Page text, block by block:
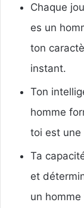
Chaque
es un
ton
instant.
Ton
homme
toi est une
Ta
et
un homme